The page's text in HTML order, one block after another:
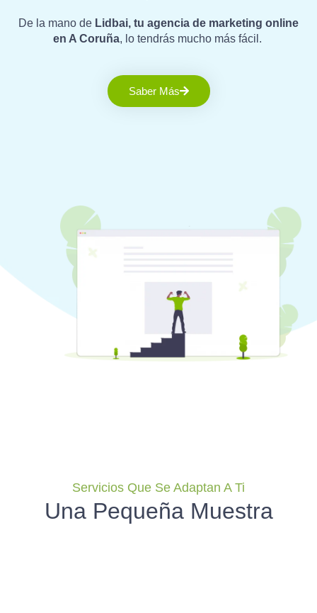
De la mano de Lidbai, tu agencia de marketing online
en A Coruña, lo tendrás mucho más fácil.
Saber Más
Servicios Que Se Adaptan A Ti
Una Pequeña Muestra